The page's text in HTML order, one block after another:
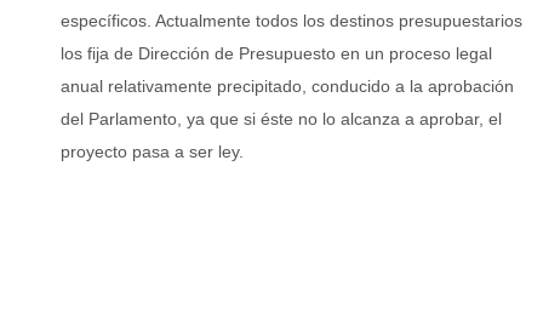
específicos. Actualmente todos los destinos presupuestarios
los fija de Dirección de Presupuesto en un proceso legal
anual relativamente precipitado, conducido a la aprobación
del Parlamento, ya que si éste no lo alcanza a aprobar, el
proyecto pasa a ser ley.